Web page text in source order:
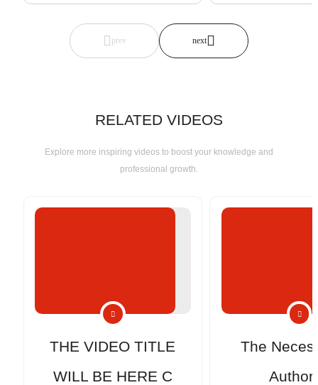
RELATED VIDEOS
Explore more inspiring videos to boost your knowledge and
professional growth.
THE VIDEO TITLE
WILL BE HERE C
The